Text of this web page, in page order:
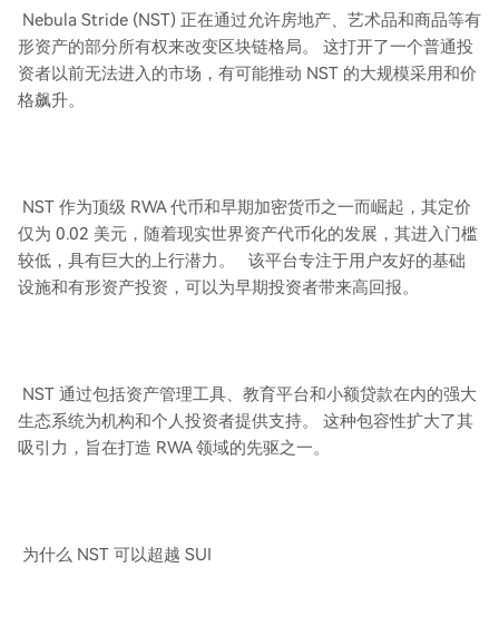
Nebula Stride (NST) 正在通过允许房地产、艺术品和商品等有
形资产的部分所有权来改变区块链格局。 这打开了一个普通投
资者以前无法进入的市场，有可能推动 NST 的大规模采用和价
格飙升。
NST 作为顶级 RWA 代币和早期加密货币之一而崛起，其定价
仅为 0.02 美元，随着现实世界资产代币化的发展，其进入门槛
较低，具有巨大的上行潜力。 该平台专注于用户友好的基础
设施和有形资产投资，可以为早期投资者带来高回报。
NST 通过包括资产管理工具、教育平台和小额贷款在内的强大
生态系统为机构和个人投资者提供支持。 这种包容性扩大了其
吸引力，旨在打造 RWA 领域的先驱之一。
为什么 NST 可以超越 SUI